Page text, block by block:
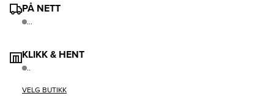
PÅ NETT
...
KLIKK & HENT
..
VELG BUTIKK